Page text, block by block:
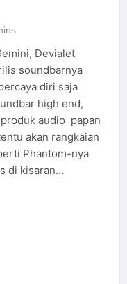
Devialet
soundbarnya
diri saja
high end,
audio papan
akan rangkaian
Phantom-nya
di kisaran…